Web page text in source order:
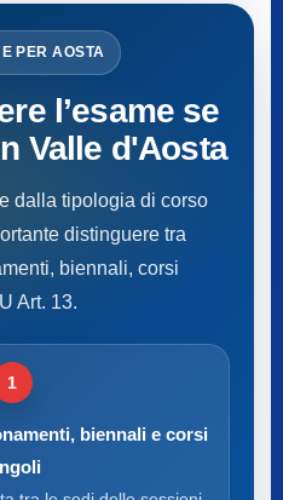
PER AOSTA
l’esame se
Valle d'Aosta
dalla tipologia di corso
distinguere tra
biennali, corsi
Art. 13.
1
biennali e corsi